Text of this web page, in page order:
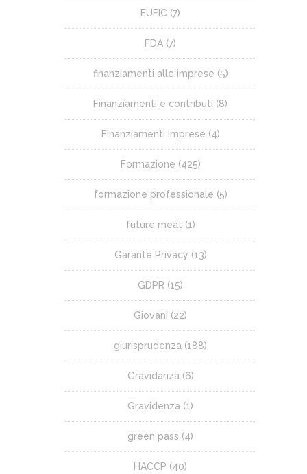
EUFIC (7)
FDA (7)
finanziamenti alle imprese (5)
Finanziamenti e contributi (8)
Finanziamenti Imprese (4)
Formazione (425)
formazione professionale (5)
future meat (1)
Garante Privacy (13)
GDPR (15)
Giovani (22)
giurisprudenza (188)
Gravidanza (6)
Gravidenza (1)
green pass (4)
HACCP (40)